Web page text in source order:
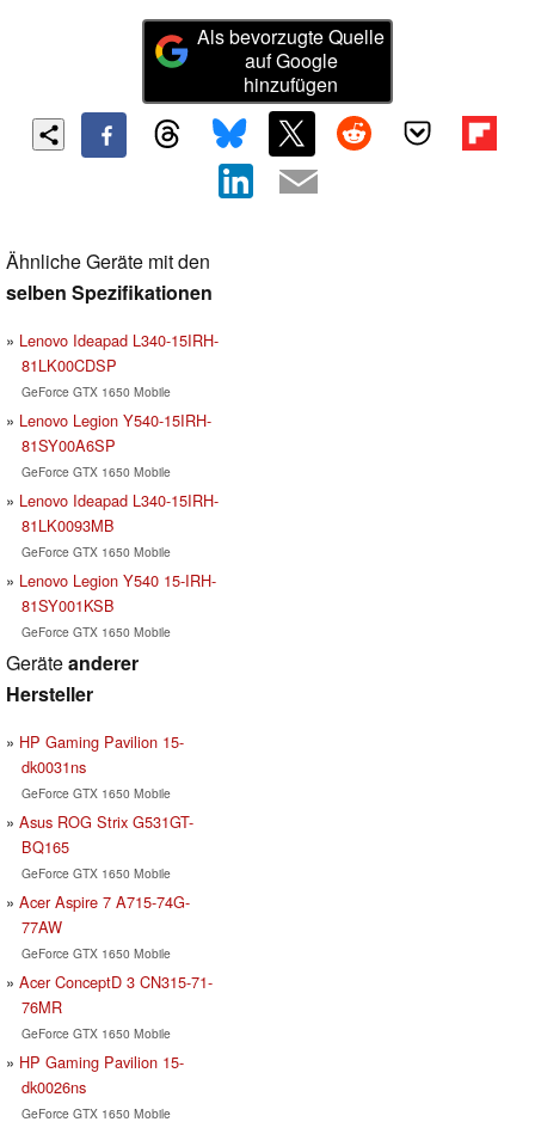
Als bevorzugte Quelle
auf Google
hinzufügen
Ähnliche Geräte mit den
selben Spezifikationen
Lenovo Ideapad L340-15IRH-
81LK00CDSP
GeForce GTX 1650 Mobile
Lenovo Legion Y540-15IRH-
81SY00A6SP
GeForce GTX 1650 Mobile
Lenovo Ideapad L340-15IRH-
81LK0093MB
GeForce GTX 1650 Mobile
Lenovo Legion Y540 15-IRH-
81SY001KSB
GeForce GTX 1650 Mobile
Geräteanderer
Hersteller
HP Gaming Pavilion 15-
dk0031ns
GeForce GTX 1650 Mobile
Asus ROG Strix G531GT-
BQ165
GeForce GTX 1650 Mobile
Acer Aspire 7 A715-74G-
77AW
GeForce GTX 1650 Mobile
Acer ConceptD 3 CN315-71-
76MR
GeForce GTX 1650 Mobile
HP Gaming Pavilion 15-
dk0026ns
GeForce GTX 1650 Mobile